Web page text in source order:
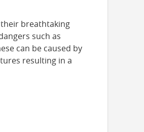
their breathtaking
such as
can be caused by
resulting in a